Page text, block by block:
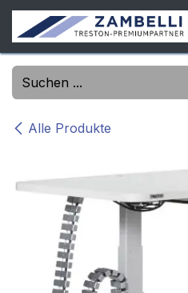
Zum Inhalt springen
Alle Produkte